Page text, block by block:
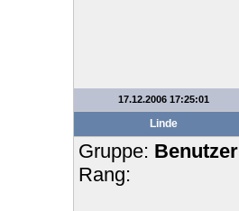
17.12.2006 17:25:01
Linde
Gruppe: Benutzer
Rang: